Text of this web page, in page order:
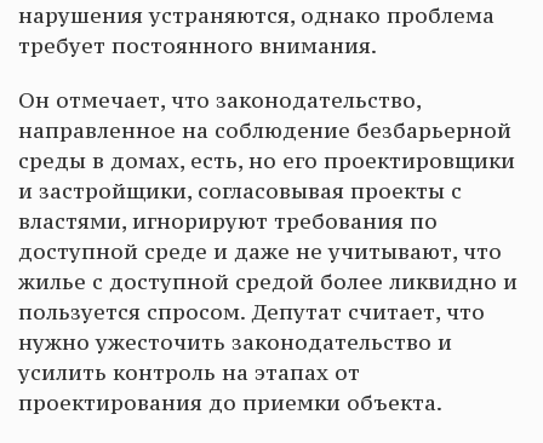
нарушения устраняются, однако проблема
требует постоянного внимания.
Он отмечает, что законодательство,
направленное на соблюдение безбарьерной
среды в домах, есть, но его проектировщики
и застройщики, согласовывая проекты с
властями, игнорируют требования по
доступной среде и даже не учитывают, что
жилье с доступной средой более ликвидно и
пользуется спросом. Депутат считает, что
нужно ужесточить законодательство и
усилить контроль на этапах от
проектирования до приемки объекта.